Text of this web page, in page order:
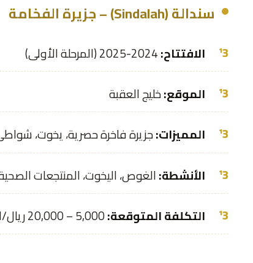
سندالة (Sindalah) – جزيرة الفخامة
الافتتاح:
الموقع:خليج العقبة
المميزات:جزيرة فاخرة حصرية، يخوت،
الأنشطة:الغوص، اليخوت، المنتجعات
التكلفة المتوقعة: